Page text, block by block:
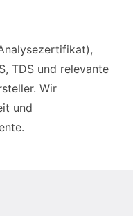
TDS und relevante
Wir
und